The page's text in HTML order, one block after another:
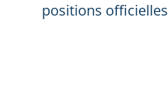
positions officielles